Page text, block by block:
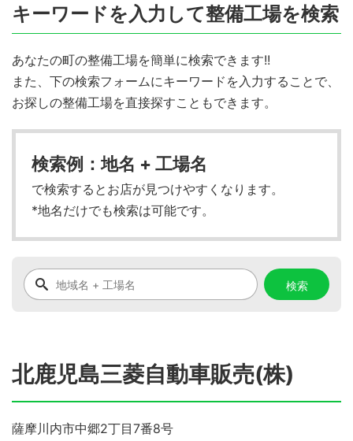
キーワードを入力して整備工場を検索
あなたの町の整備工場を簡単に検索できます!!
また、下の検索フォームにキーワードを入力することで、
お探しの整備工場を直接探すこともできます。
検索例：地名 + 工場名
で検索するとお店が見つけやすくなります。
*地名だけでも検索は可能です。
北鹿児島三菱自動車販売(株)
薩摩川内市中郷2丁目7番8号